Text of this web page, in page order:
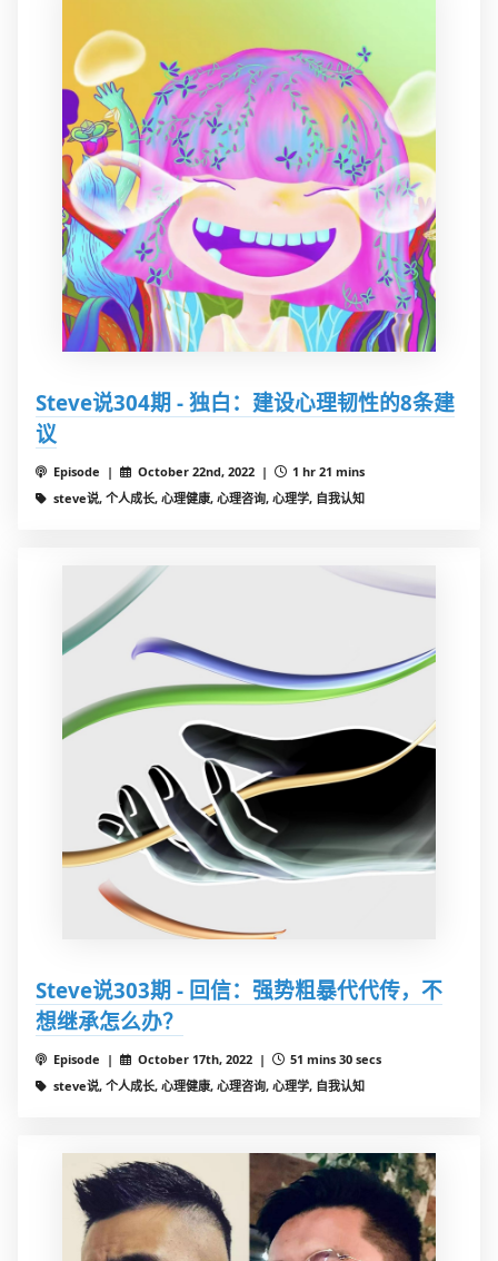
Steve说304期 - 独白：建设心理韧性的8条建
议
Episode | October 22nd, 2022 |
1 hr 21 mins
steve说, 个人成长, 心理健康, 心理咨询, 心理学, 自我认知
Steve说303期 - 回信：强势粗暴代代传，不
想继承怎么办？
Episode | October 17th, 2022 |
51 mins 30 secs
steve说, 个人成长, 心理健康, 心理咨询, 心理学, 自我认知